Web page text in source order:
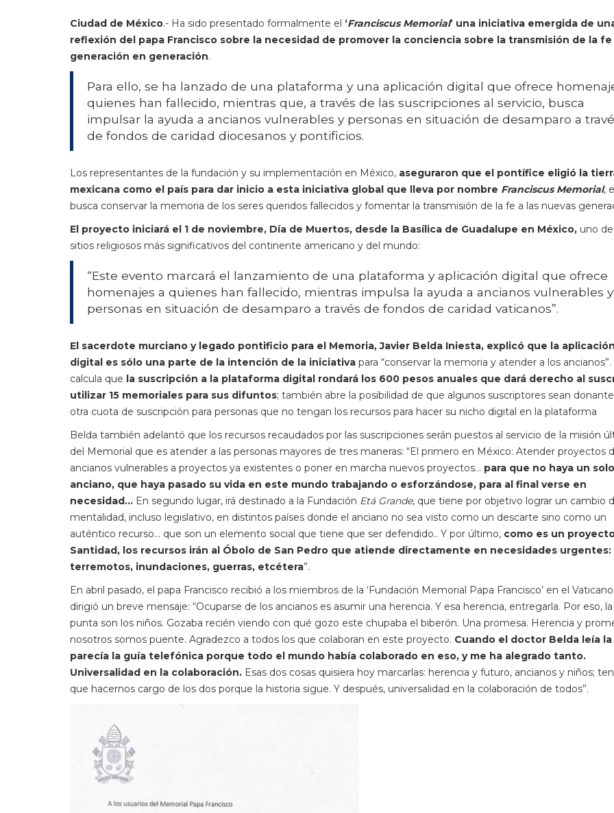
Ciudad de México.- Ha sido presentado formalmente el ‘Franciscus Memorial’ una iniciativa emergida de
reflexión del papa Francisco sobre la necesidad de promover la conciencia sobre la transmisión de la fe
generación en generación.
Para ello, se ha lanzado de una plataforma y una aplicación digital que ofrece
quienes han fallecido, mientras que, a través de las suscripciones al servicio, busca
impulsar la ayuda a ancianos vulnerables y personas en situación de desamparo a
de fondos de caridad diocesanos y pontificios.
Los representantes de la fundación y su implementación en México, aseguraron que el pontífice eligió la
mexicana como el país para dar inicio a esta iniciativa global que lleva por nombre Franciscus Memorial,
busca conservar la memoria de los seres queridos fallecidos y fomentar la transmisión de la fe a las nuevas
El proyecto iniciará el 1 de noviembre, Día de Muertos, desde la Basílica de Guadalupe en México, uno
sitios religiosos más significativos del continente americano y del mundo:
“Este evento marcará el lanzamiento de una plataforma y aplicación digital que ofrece
homenajes a quienes han fallecido, mientras impulsa la ayuda a ancianos vulnerables y
personas en situación de desamparo a través de fondos de caridad vaticanos”.
El sacerdote murciano y legado pontificio para el Memoria, Javier Belda Iniesta, explicó que la aplicación
digital es sólo una parte de la intención de la iniciativa para “conservar la memoria y atender a los ancianos”.
calcula que la suscripción a la plataforma digital rondará los 600 pesos anuales que dará derecho al
utilizar 15 memoriales para sus difuntos; también abre la posibilidad de que algunos suscriptores sean
otra cuota de suscripción para personas que no tengan los recursos para hacer su nicho digital en la plataforma
Belda también adelantó que los recursos recaudados por las suscripciones serán puestos al servicio de la misión
del Memorial que es atender a las personas mayores de tres maneras: “El primero en México: Atender proyectos
ancianos vulnerables a proyectos ya existentes o poner en marcha nuevos proyectos… para que no haya un solo
anciano, que haya pasado su vida en este mundo trabajando o esforzándose, para al final verse en
necesidad… En segundo lugar, irá destinado a la Fundación Etá Grande, que tiene por objetivo lograr un cambio
mentalidad, incluso legislativo, en distintos países donde el anciano no sea visto como un descarte sino como un
auténtico recurso… que son un elemento social que tiene que ser defendido.. Y por último, como es un
Santidad, los recursos irán al Óbolo de San Pedro que atiende directamente en necesidades urgentes:
terremotos, inundaciones, guerras, etcétera”.
En abril pasado, el papa Francisco recibió a los miembros de la ‘Fundación Memorial Papa Francisco’ en el
dirigió un breve mensaje: “Ocuparse de los ancianos es asumir una herencia. Y esa herencia, entregarla. Por eso,
punta son los niños. Gozaba recién viendo con qué gozo este chupaba el biberón. Una promesa. Herencia y
nosotros somos puente. Agradezco a todos los que colaboran en este proyecto. Cuando el doctor Belda leía
parecía la guía telefónica porque todo el mundo había colaborado en eso, y me ha alegrado tanto.
Universalidad en la colaboración. Esas dos cosas quisiera hoy marcarlas: herencia y futuro, ancianos y niños;
que hacernos cargo de los dos porque la historia sigue. Y después, universalidad en la colaboración de todos”.